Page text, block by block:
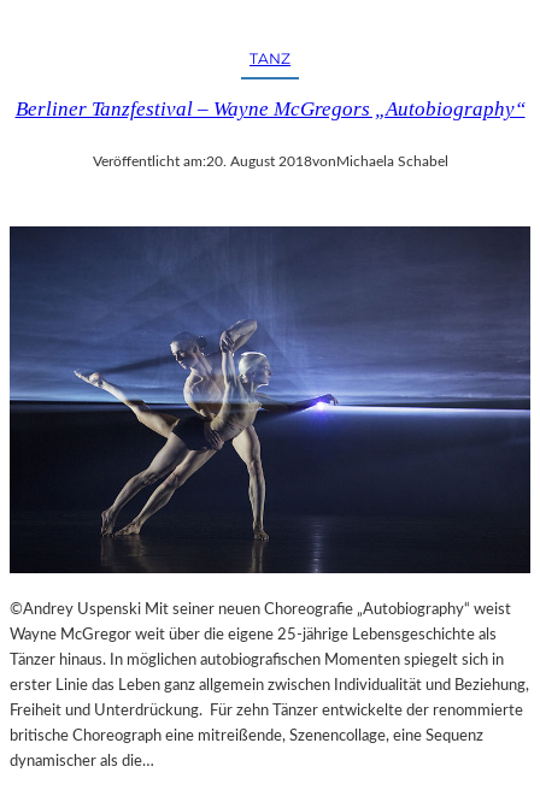
TANZ
Berliner Tanzfestival – Wayne McGregors „Autobiography“
Veröffentlicht am:20. August 2018vonMichaela Schabel
©Andrey Uspenski Mit seiner neuen Choreografie „Autobiography“ weist
Wayne McGregor weit über die eigene 25-jährige Lebensgeschichte als
Tänzer hinaus. In möglichen autobiografischen Momenten spiegelt sich in
erster Linie das Leben ganz allgemein zwischen Individualität und Beziehung,
Freiheit und Unterdrückung. Für zehn Tänzer entwickelte der renommierte
britische Choreograph eine mitreißende, Szenencollage, eine Sequenz
dynamischer als die…